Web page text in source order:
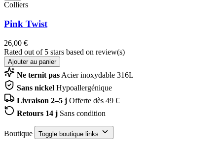
Colliers
Pink Twist
26,00 €
Rated out of 5 stars based on review(s)
Ajouter au panier
Ne ternit pas Acier inoxydable 316L
Sans nickel Hypoallergénique
Livraison 2–5 j Offerte dès 49 €
Retours 14 j Sans condition
Boutique Toggle boutique links